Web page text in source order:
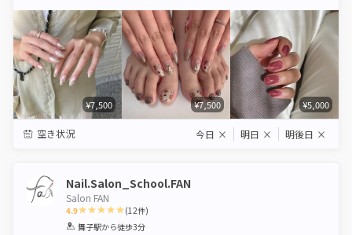
¥7,500 ¥7,500 ¥5,000
空き状況 今日 × 明日 × 明後日 ×
Nail.Salon_School.FAN
Salon FAN
4.9
1 2 3 4 5
(12件)
舞子駅から徒歩3分